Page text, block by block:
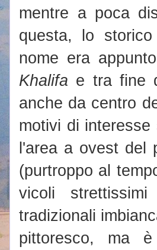
mentre a poca
questa, lo
nome era
Khalifa e tra fine
anche da centro
motivi di
l'area a ovest del
(purtroppo al
vicoli
tradizionali
pittoresco, ma